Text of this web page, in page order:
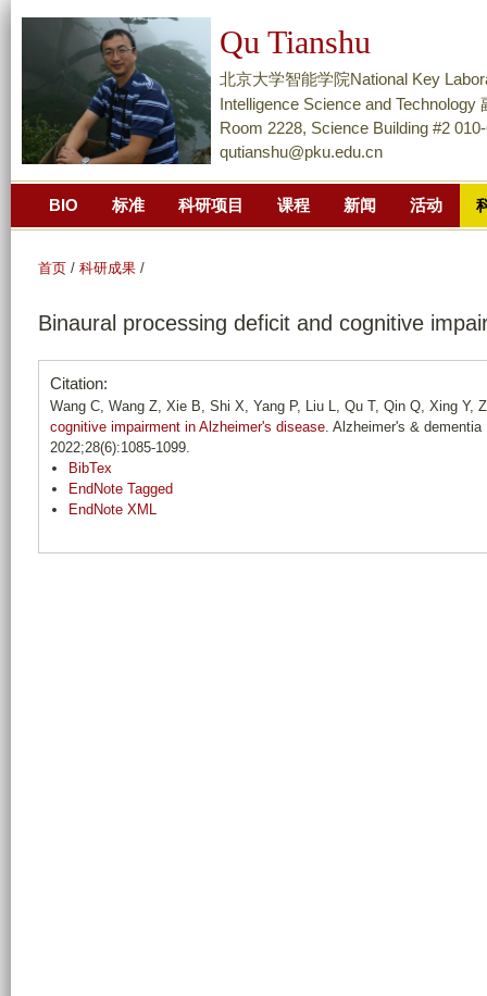
到
页
面
主
分
Qu Tianshu
北京大学智能学院National Key
Intelligence Science and Technology
Room 2228, Science Building #2
qutianshu@pku.edu.cn
BIO 标准 科研项目 课程 新闻 活动
首页 / 科研成果 /
Binaural processing deficit and cognitive
Citation:
Wang C, Wang Z, Xie B, Shi X, Yang P, Liu L, Qu T, Qin Q, Xing Y,
cognitive impairment in Alzheimer's disease. Alzheimer's &
2022;28(6):1085-1099.
BibTex
EndNote Tagged
EndNote XML